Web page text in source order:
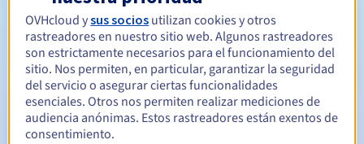
Período de renovación Entre 1 y 10 años
Período de redención
OVHcloud ysus socios utilizan cookies y otros
rastreadores en nuestro sitio web. Algunos rastreadores
son estrictamente necesarios para el funcionamiento del
sitio. Nos permiten, en particular, garantizar la seguridad
del servicio o asegurar ciertas funcionalidades
esenciales. Otros nos permiten realizar mediciones de
audiencia anónimas. Estos rastreadores están exentos de
consentimiento.